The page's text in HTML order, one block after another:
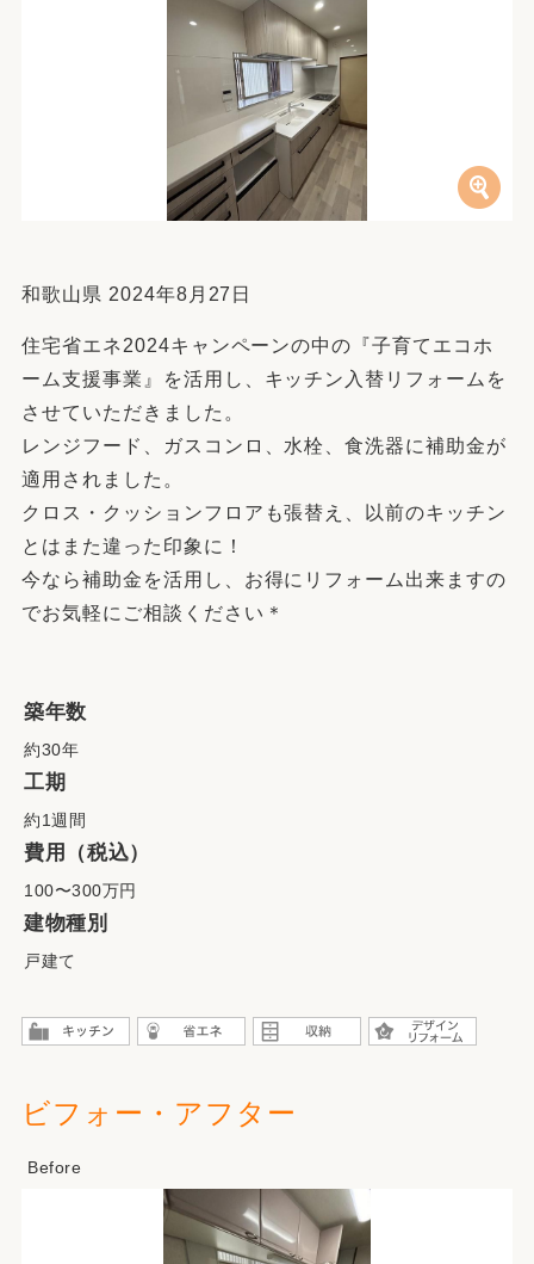
和歌山県 2024年8月27日
住宅省エネ2024キャンペーンの中の『子育てエコホ
ーム支援事業』を活用し、キッチン入替リフォームを
させていただきました。
レンジフード、ガスコンロ、水栓、食洗器に補助金が
適用されました。
クロス・クッションフロアも張替え、以前のキッチン
とはまた違った印象に！
今なら補助金を活用し、お得にリフォーム出来ますの
でお気軽にご相談ください＊
築年数
約30年
工期
約1週間
費用（税込）
100〜300万円
建物種別
戸建て
ビフォー・アフター